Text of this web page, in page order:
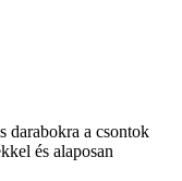
darabokra a csontok
és alaposan